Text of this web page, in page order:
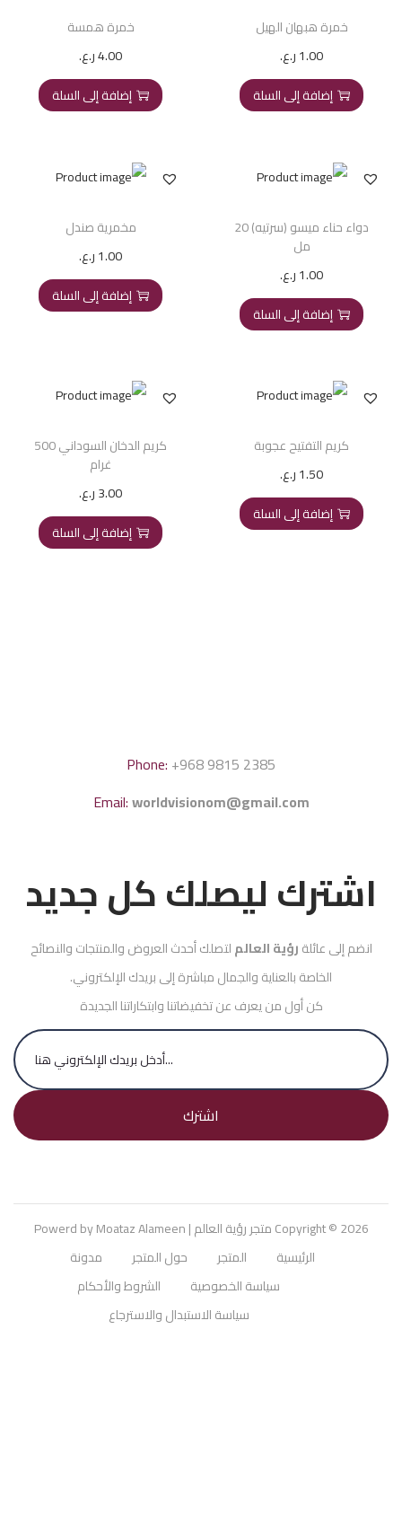
خمرة هبهان الهيل
1.00ر.ع.
إضافة إلى السلة
خمرة همسة
4.00ر.ع.
إضافة إلى السلة
دواء حناء ميسو (سرتيه) 20
مل
1.00ر.ع.
إضافة إلى السلة
مخمرية صندل
1.00ر.ع.
إضافة إلى السلة
كريم التفتيح عجوبة
1.50ر.ع.
إضافة إلى السلة
كريم الدخان السوداني 500
غرام
3.00ر.ع.
إضافة إلى السلة
Phone: +968 9815 2385
Email:worldvisionom@gmail.com
اشترك ليصلك كل جديد
انضم إلى عائلةرؤية العالملتصلك أحدث العروض والمنتجات والنصائح
الخاصة بالعناية والجمال مباشرة إلى بريدك الإلكتروني.
كن أول من يعرف عن تخفيضاتنا وابتكاراتنا الجديدة
اشترك
Copyright © 2026متجر رؤية العالم| Powerd by Moataz Alameen
الرئيسية
المتجر حول المتجر
مدونة
سياسة الخصوصية
الشروط والأحكام
سياسة الاستبدال والاسترجاع